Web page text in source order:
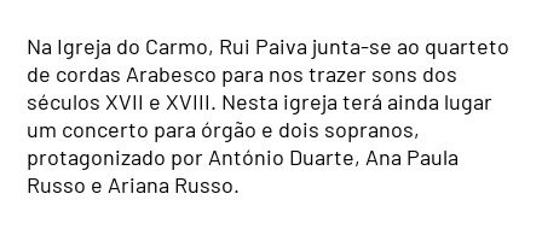
Na Igreja do Carmo, Rui Paiva junta-se ao quarteto
de cordas Arabesco para nos trazer sons dos
séculos XVII e XVIII. Nesta igreja terá ainda lugar
um concerto para órgão e dois sopranos,
protagonizado por António Duarte, Ana Paula
Russo e Ariana Russo.